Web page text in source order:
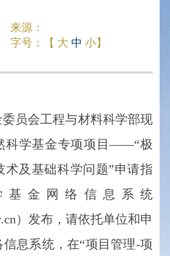
来源：
字号：【 大 中 小】
员会工程与材料科学部现
科学基金专项项目——“极
及基础科学问题”申请指
基金网络信息系统
）发布，请依托单位和申
息系统，在“项目管理-项